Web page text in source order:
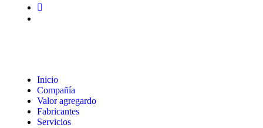
Inicio
Compañía
Valor agregardo
Fabricantes
Servicios